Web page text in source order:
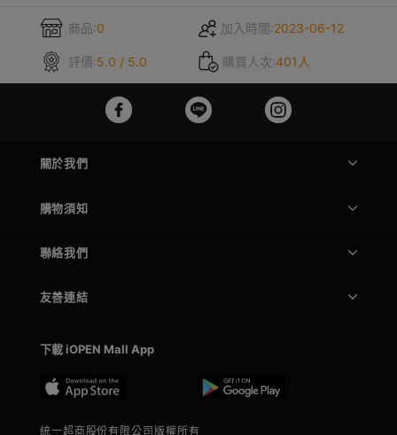
商品:0 加入時間:2023-06-12
評價:5.0 / 5.0 購買人次:401人
關於我們
購物須知
聯絡我們
友善連結
下載 iOPEN Mall App
統一超商股份有限公司版權所有